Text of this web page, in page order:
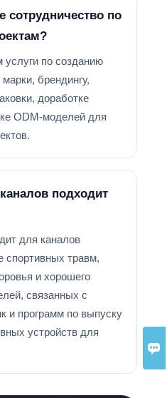

сотрудничество по
по созданию
брендингу,
доработке
ODM-моделей для
подходит
для каналов
спортивных травм,
и хорошего
связанных с
и программ по выпуску
устройств для